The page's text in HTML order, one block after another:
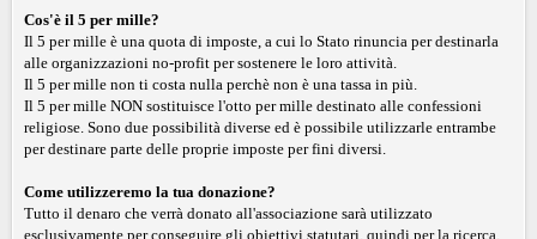
Cos'è il 5 per mille?
Il 5 per mille è una quota di imposte, a cui lo Stato rinuncia per destinarla
alle organizzazioni no-profit per sostenere le loro attività.
Il 5 per mille non ti costa nulla perchè non è una tassa in più.
Il 5 per mille NON sostituisce l'otto per mille destinato alle confessioni
religiose. Sono due possibilità diverse ed è possibile utilizzarle entrambe
per destinare parte delle proprie imposte per fini diversi.
Come utilizzeremo la tua donazione?
Tutto il denaro che verrà donato all'associazione sarà utilizzato
esclusivamente per conseguire gli obiettivi statutari, quindi per la ricerca,